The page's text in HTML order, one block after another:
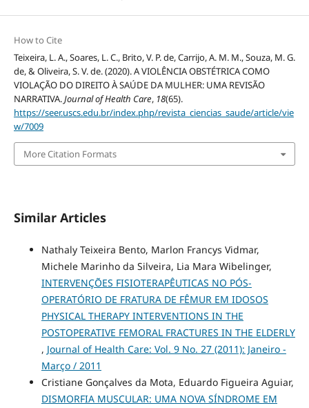
How to Cite
Teixeira, L. A., Soares, L. C., Brito, V. P. de, Carrijo, A. M. M., Souza, M. G.
de, & Oliveira, S. V. de. (2020). A VIOLÊNCIA OBSTÉTRICA COMO
VIOLAÇÃO DO DIREITO À SAÚDE DA MULHER: UMA REVISÃO
NARRATIVA.Journal of Health Care, 18(65).
https://seer.uscs.edu.br/index.php/revista_ciencias_saude/article/vie
w/7009
More Citation Formats
Similar Articles
Nathaly Teixeira Bento, Marlon Francys Vidmar,
Michele Marinho da Silveira, Lia Mara Wibelinger,
INTERVENÇÕES FISIOTERAPÊUTICAS NO PÓS-
OPERATÓRIO DE FRATURA DE FÊMUR EM IDOSOS
PHYSICAL THERAPY INTERVENTIONS IN THE
POSTOPERATIVE FEMORAL FRACTURES IN THE ELDERLY
, Journal of Health Care: Vol. 9 No. 27 (2011): Janeiro -
Março / 2011
Cristiane Gonçalves da Mota, Eduardo Figueira Aguiar,
DISMORFIA MUSCULAR: UMA NOVA SÍNDROME EM